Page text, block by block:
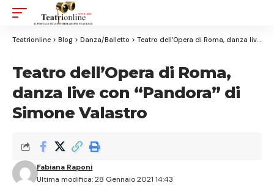
Resizer
Teatrionline > Blog > Danza/Balletto > Teatro dell’Opera di Roma, danza live con “Pandora” di Simone Valastro
Teatro dell’Opera di Roma,
danza live con “Pandora” di
Simone Valastro
Ultima modifica: 28 Gennaio 2021 14:43
Fabiana Raponi